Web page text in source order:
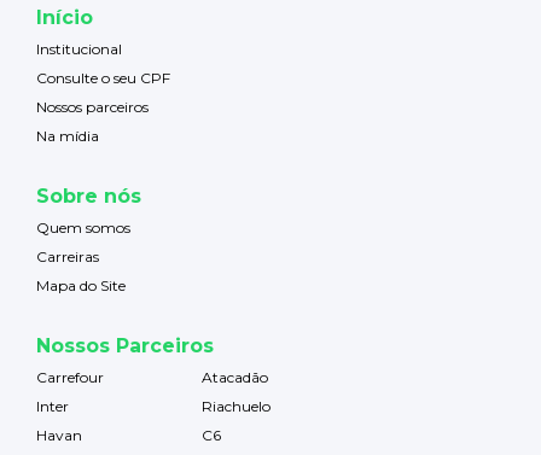
Início
Institucional
Consulte o seu CPF
Nossos parceiros
Na mídia
Sobre nós
Quem somos
Carreiras
Mapa do Site
Nossos Parceiros
Carrefour
Atacadão
Inter
Riachuelo
Havan
C6